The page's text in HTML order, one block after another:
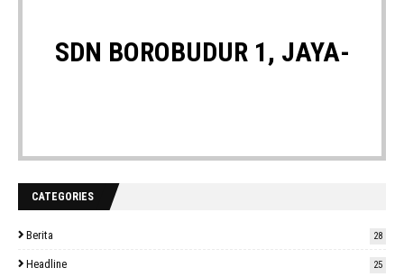
SDN BOROBUDUR 1, JAYA-
CATEGORIES
Berita 28
Headline 25